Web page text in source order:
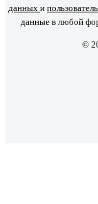
данных и
данные в любой
©